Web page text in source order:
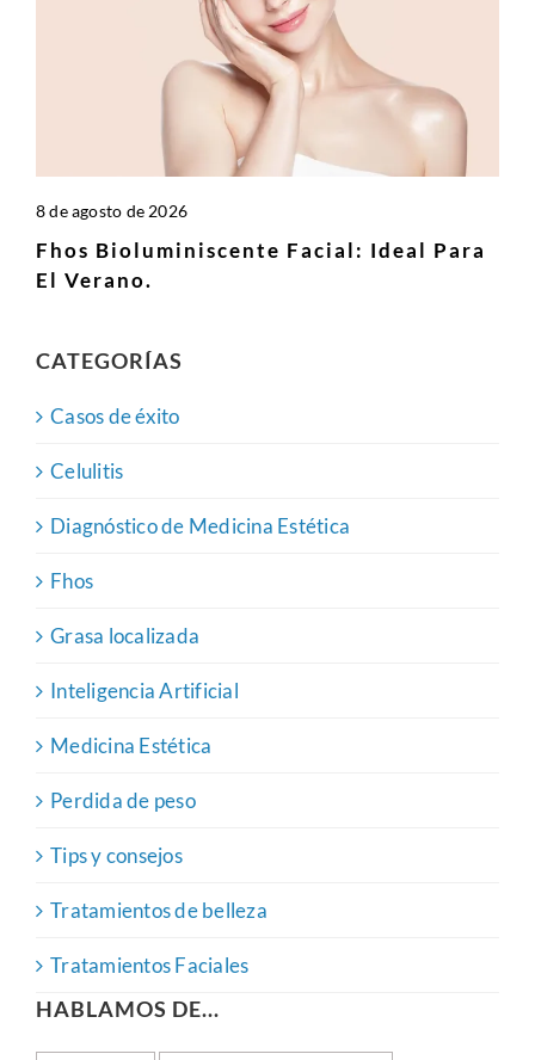
8 de agosto de 2026
Fhos Bioluminiscente Facial: Ideal Para
El Verano.
CATEGORÍAS
Casos de éxito
Celulitis
Diagnóstico de Medicina Estética
Fhos
Grasa localizada
Inteligencia Artificial
Medicina Estética
Perdida de peso
Tips y consejos
Tratamientos de belleza
Tratamientos Faciales
HABLAMOS DE...